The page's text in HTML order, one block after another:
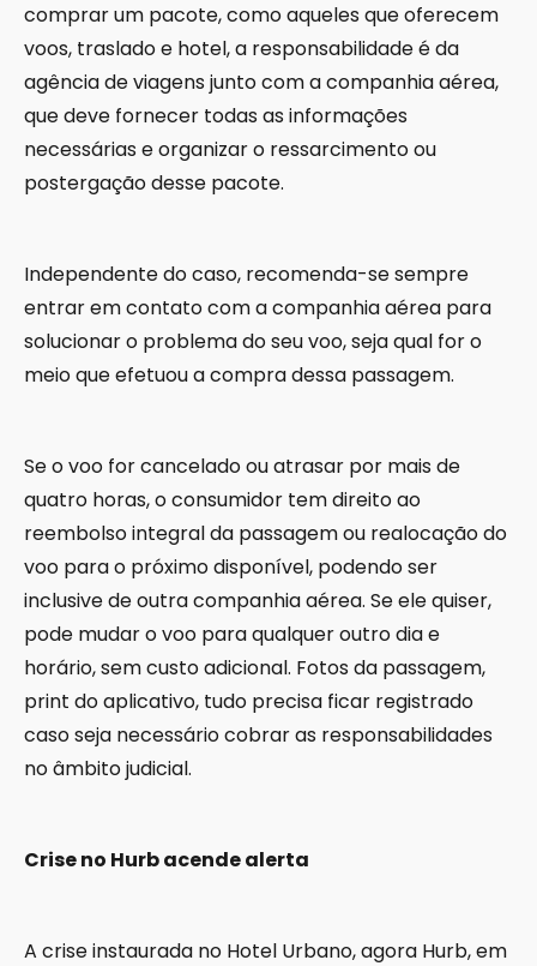
comprar um pacote, como aqueles que oferecem
voos, traslado e hotel, a responsabilidade é da
agência de viagens junto com a companhia aérea,
que deve fornecer todas as informações
necessárias e organizar o ressarcimento ou
postergação desse pacote.
Independente do caso, recomenda-se sempre
entrar em contato com a companhia aérea para
solucionar o problema do seu voo, seja qual for o
meio que efetuou a compra dessa passagem.
Se o voo for cancelado ou atrasar por mais de
quatro horas, o consumidor tem direito ao
reembolso integral da passagem ou realocação do
voo para o próximo disponível, podendo ser
inclusive de outra companhia aérea. Se ele quiser,
pode mudar o voo para qualquer outro dia e
horário, sem custo adicional. Fotos da passagem,
print do aplicativo, tudo precisa ficar registrado
caso seja necessário cobrar as responsabilidades
no âmbito judicial.
Crise no Hurb acende alerta
A crise instaurada no Hotel Urbano, agora Hurb, em